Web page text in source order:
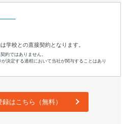
学校との直接契約となります。
約ではありません。
決定する過程において当社が関与することはあり
録はこちら（無料）